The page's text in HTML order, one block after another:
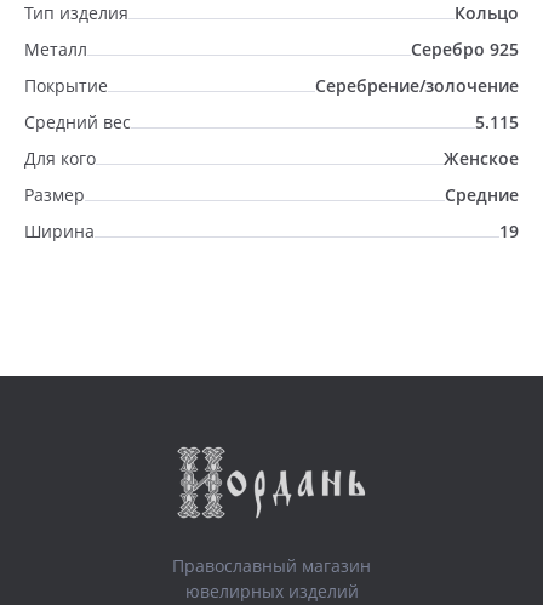
Тип изделия
Кольцо
Металл
Серебро 925
Покрытие
Серебрение/золочение
Средний вес
5.115
Для кого
Женское
Размер
Средние
Ширина
19
Православный магазин
ювелирных изделий